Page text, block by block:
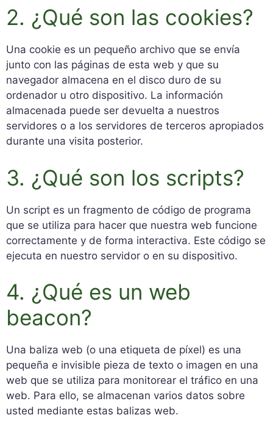
2. ¿Qué son las cookies?
Una cookie es un pequeño archivo que se envía
junto con las páginas de esta web y que su
navegador almacena en el disco duro de su
ordenador u otro dispositivo. La información
almacenada puede ser devuelta a nuestros
servidores o a los servidores de terceros apropiados
durante una visita posterior.
3. ¿Qué son los scripts?
Un script es un fragmento de código de programa
que se utiliza para hacer que nuestra web funcione
correctamente y de forma interactiva. Este código se
ejecuta en nuestro servidor o en su dispositivo.
4. ¿Qué es un web
beacon?
Una baliza web (o una etiqueta de píxel) es una
pequeña e invisible pieza de texto o imagen en una
web que se utiliza para monitorear el tráfico en una
web. Para ello, se almacenan varios datos sobre
usted mediante estas balizas web.